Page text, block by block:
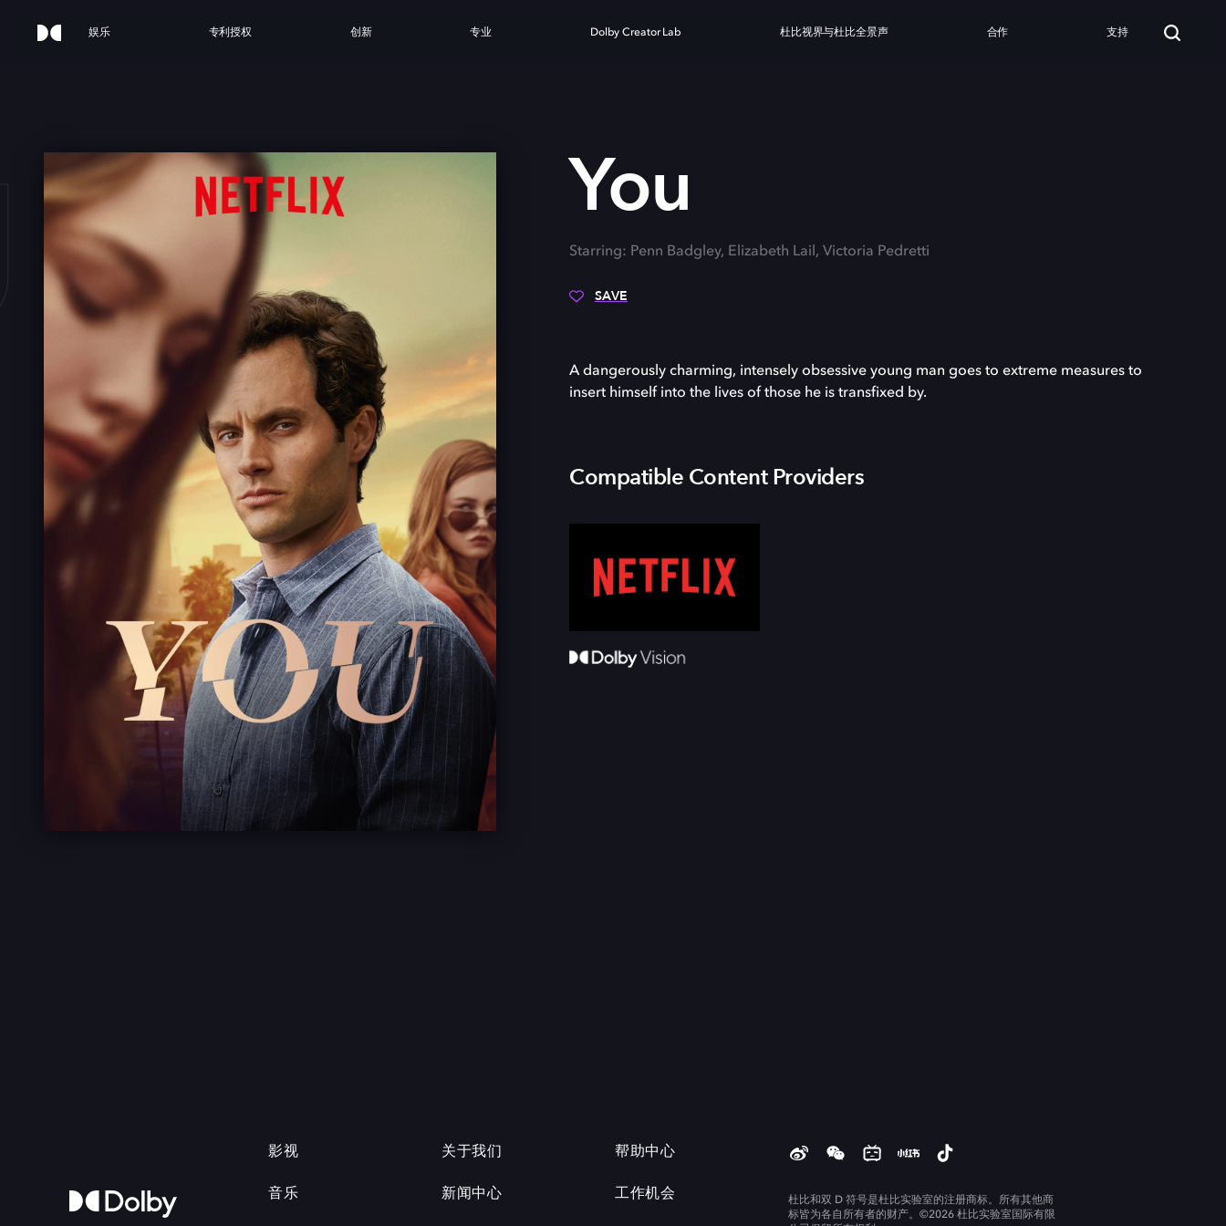
娱乐 专利授权 创新 专业 Dolby Creator Lab 杜比视界与杜比全景声 合作 支持
You
Starring: Penn Badgley, Elizabeth Lail, Victoria Pedretti
SAVE
A dangerously charming, intensely obsessive young man goes to extreme measures to
insert himself into the lives of those he is transfixed by.
Compatible Content Providers
影视
音乐
关于我们
新闻中心
帮助中心
工作机会
杜比和双 D 符号是杜比实验室的注册商标。所有其他商
标皆为各自所有者的财产。©2026 杜比实验室国际有限